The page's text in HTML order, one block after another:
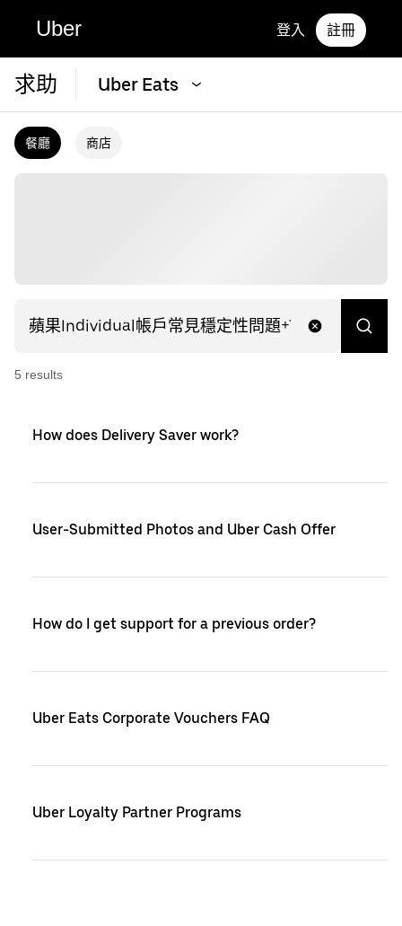
Uber 登入 註冊
求助 Uber Eats
餐廳 商店
5 results
How does Delivery Saver work?
User-Submitted Photos and Uber Cash Offer
How do I get support for a previous order?
Uber Eats Corporate Vouchers FAQ
Uber Loyalty Partner Programs